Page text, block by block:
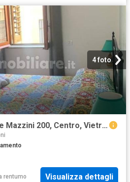
4 foto
Trilocale via Giuseppe Mazzini 200, Centro, Vietri sul Mare
rentumo Visualizza dettagli